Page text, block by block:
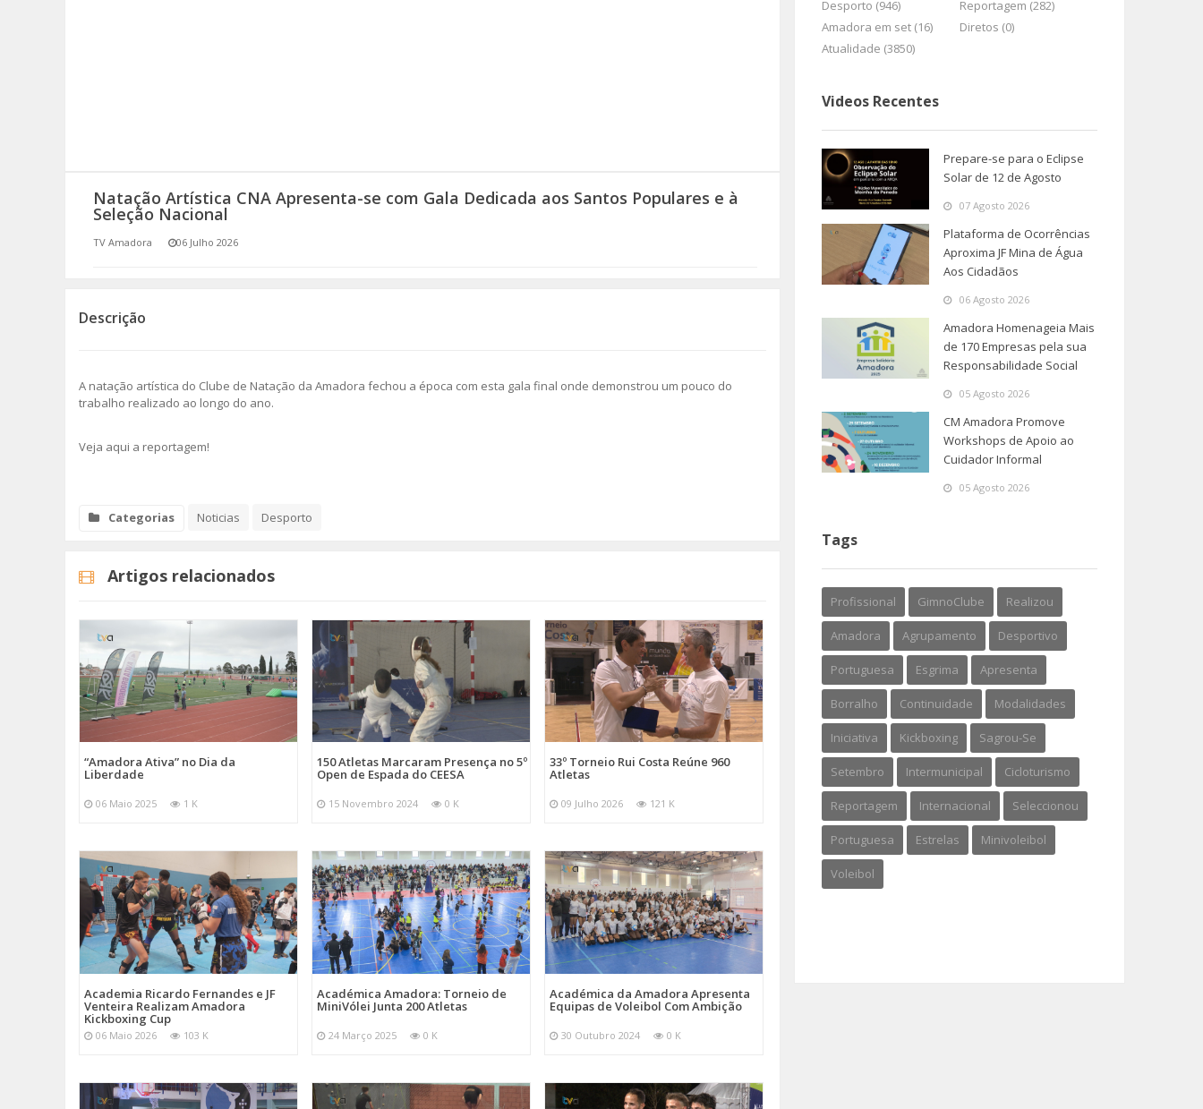
(RE) PENSAMENTOS
ECOMOVE-TE
Natação Artística CNA Apresenta-se com Gala Dedicada aos Santos Populares e à
Seleção Nacional
TV Amadora 06 Julho 2026
Descrição
A natação artística do Clube de Natação da Amadora fechou a época com esta gala final onde demonstrou um pouco do
trabalho realizado ao longo do ano.
Veja aqui a reportagem!
Categorias Noticias Desporto
Artigos relacionados
“Amadora Ativa” no Dia da
Liberdade
06 Maio 2025 1 K
150 Atletas Marcaram Presença no 5º
Open de Espada do CEESA
15 Novembro 2024 0 K
33º Torneio Rui Costa Reúne 960
Atletas
09 Julho 2026 121 K
Academia Ricardo Fernandes e JF
Venteira Realizam Amadora
Kickboxing Cup
06 Maio 2026 103 K
Académica Amadora: Torneio de
MiniVólei Junta 200 Atletas
24 Março 2025 0 K
Académica da Amadora Apresenta
Equipas de Voleibol Com Ambição
30 Outubro 2024 0 K
Desporto (946)
Reportagem (282)
Amadora em set (16)
Diretos (0)
Atualidade (3850)
Videos Recentes
Prepare-se para o Eclipse
Solar de 12 de Agosto
07 Agosto 2026
Plataforma de Ocorrências
Aproxima JF Mina de Água
Aos Cidadãos
06 Agosto 2026
Amadora Homenageia Mais
de 170 Empresas pela sua
Responsabilidade Social
05 Agosto 2026
CM Amadora Promove
Workshops de Apoio ao
Cuidador Informal
05 Agosto 2026
Tags
Profissional GimnoClube Realizou
Amadora Agrupamento Desportivo
Portuguesa Esgrima Apresenta
Borralho Continuidade Modalidades
Iniciativa Kickboxing Sagrou-Se
Setembro Intermunicipal Cicloturismo
Reportagem Internacional Seleccionou
Portuguesa Estrelas Minivoleibol
Voleibol